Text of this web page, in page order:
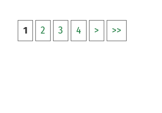
1 2 3 4 > >>